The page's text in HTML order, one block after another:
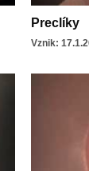
Preclíky
Vznik: